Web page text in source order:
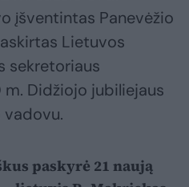
įšventintas Panevėžio
Lietuvos
sekretoriaus
Didžiojo jubiliejaus
paskyrė 21 naują